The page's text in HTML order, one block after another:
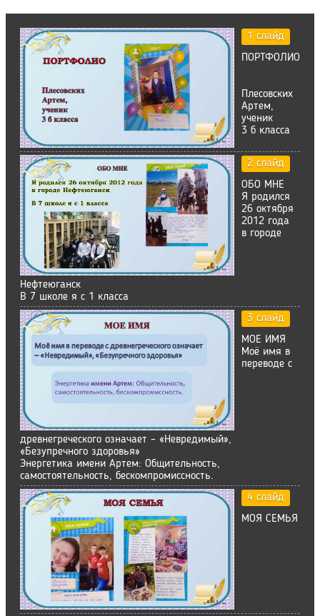
1 слайд
ПОРТФОЛИО
Плесовских
Артем,
ученик
3 б класса
2 слайд
ОБО МНЕ
Я родился
26 октября
2012 года
в городе
Нефтеюганск
В 7 школе я с 1 класса
3 слайд
МОЕ ИМЯ
Моё имя в
переводе с
древнегреческого означает – «Невредимый»,
«Безупречного здоровья»
Энергетика имени Артем: Общительность,
самостоятельность, бескомпромиссность.
4 слайд
МОЯ СЕМЬЯ